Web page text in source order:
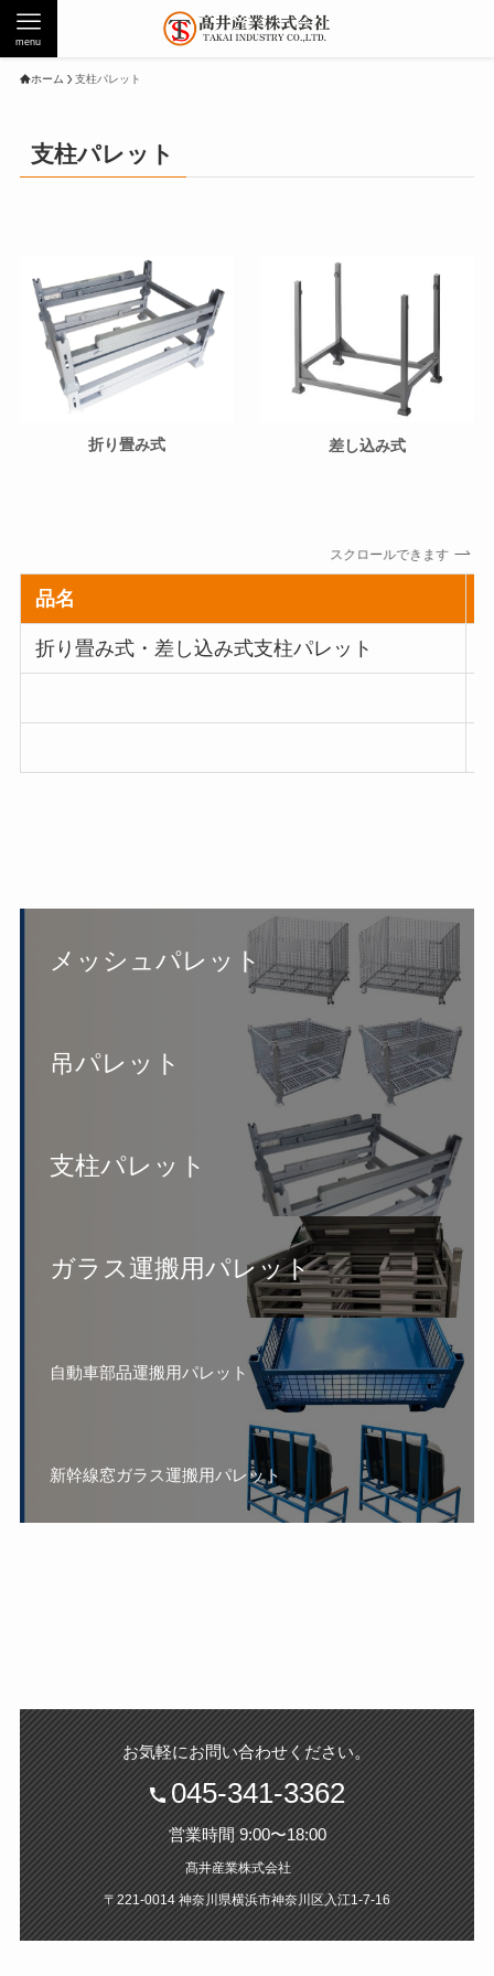
menu
ホーム 支柱パレット
支柱パレット
折り畳み式 差し込み式
スクロールできます
品名
折り畳み式・差し込み式支柱パレット
メッシュパレット
吊パレット
支柱パレット
ガラス運搬用パレット
自動車部品運搬用パレット
新幹線窓ガラス運搬用パレット
お気軽にお問い合わせください。
045-341-3362
営業時間 9:00〜18:00
髙井産業株式会社
〒221-0014 神奈川県横浜市神奈川区入江1‐7‐16